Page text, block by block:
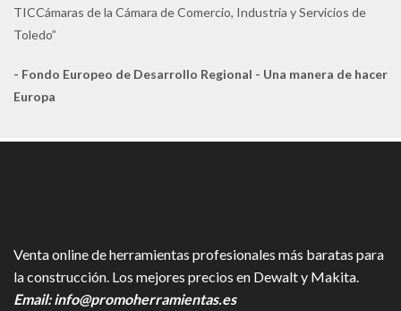
TICCámaras de la Cámara de Comercio, Industria y Servicios de
Toledo”
- Fondo Europeo de Desarrollo Regional - Una manera de hacer
Europa
Venta online de herramientas profesionales más baratas para
la construcción. Los mejores precios en Dewalt y Makita.
Email:info@promoherramientas.es